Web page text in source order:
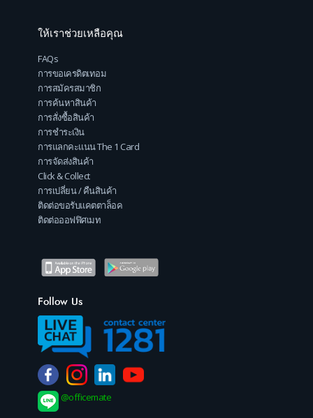
ให้เราช่วยเหลือคุณ
FAQs
การขอเครดิตเทอม
การสมัครสมาชิก
การค้นหาสินค้า
การสั่งซื้อสินค้า
การชำระเงิน
การแลกคะแนน The 1 Card
การจัดส่งสินค้า
Click & Collect
การเปลี่ยน / คืนสินค้า
ติดต่อขอรับแคตตาล็อค
ติดต่อออฟฟิศเมท
Follow Us
@officemate